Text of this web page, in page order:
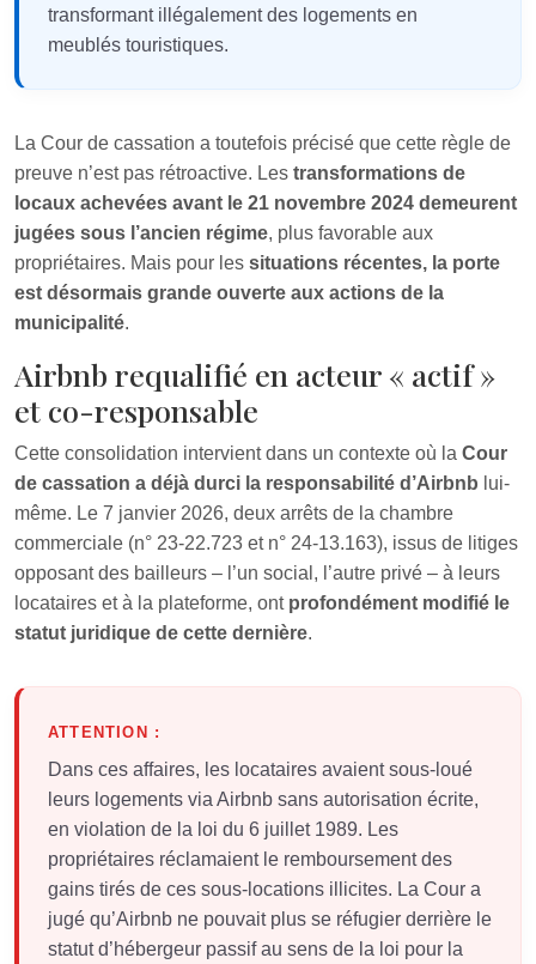
transformant illégalement des logements en
meublés touristiques.
La Cour de cassation a toutefois précisé que cette règle de
preuve n’est pas rétroactive. Les transformations de
locaux achevées avant le 21 novembre 2024 demeurent
jugées sous l’ancien régime, plus favorable aux
propriétaires. Mais pour les situations récentes, la porte
est désormais grande ouverte aux actions de la
municipalité.
Airbnb requalifié en acteur « actif »
et co-responsable
Cette consolidation intervient dans un contexte où la Cour
de cassation a déjà durci la responsabilité d’Airbnb lui-
même. Le 7 janvier 2026, deux arrêts de la chambre
commerciale (n° 23-22.723 et n° 24-13.163), issus de litiges
opposant des bailleurs – l’un social, l’autre privé – à leurs
locataires et à la plateforme, ont profondément modifié le
statut juridique de cette dernière.
ATTENTION :
Dans ces affaires, les locataires avaient sous-loué
leurs logements via Airbnb sans autorisation écrite,
en violation de la loi du 6 juillet 1989. Les
propriétaires réclamaient le remboursement des
gains tirés de ces sous-locations illicites. La Cour a
jugé qu’Airbnb ne pouvait plus se réfugier derrière le
statut d’hébergeur passif au sens de la loi pour la